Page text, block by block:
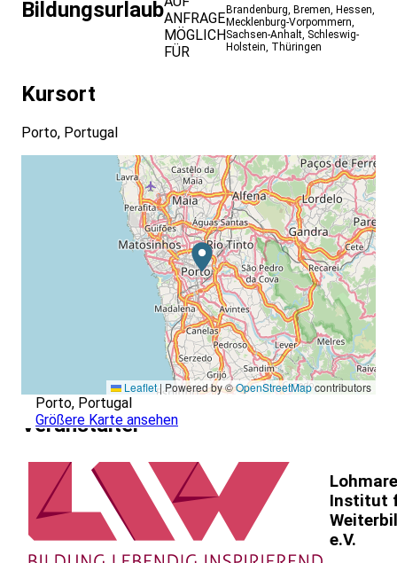
BildungsurlaubANFRAGE
MÖGLICH
FÜR
Brandenburg, Bremen, Hessen,
Mecklenburg-Vorpommern,
Sachsen-Anhalt, Schleswig-
Holstein, Thüringen
Kursort
Porto, Portugal
Leaflet| Powered by ©OpenStreetMapcontributors
Porto, Portugal
Größere Karte ansehen
Veranstalter
Institut
e.V.